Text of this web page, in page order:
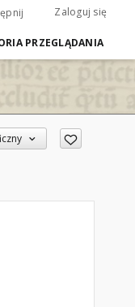
Zaloguj się
PRZEGLĄDANIA